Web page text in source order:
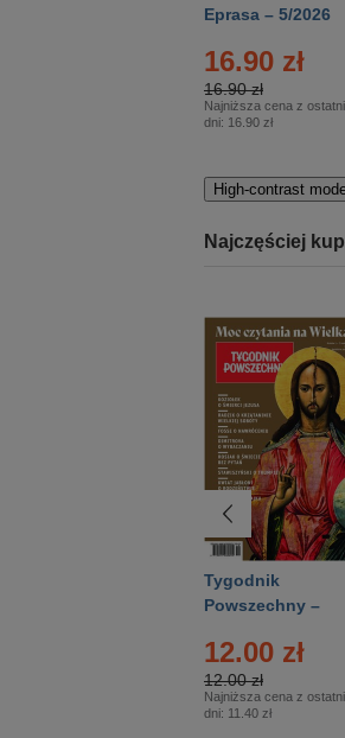
Eprasa – 5/2026
16.90 zł
16.90 zł
Najniższa cena z
dni: 16.90 zł
High-contrast
Najczęściej
Tygodnik
Powszechny –
12.00 zł
12.00 zł
Najniższa cena z
dni: 11.40 zł